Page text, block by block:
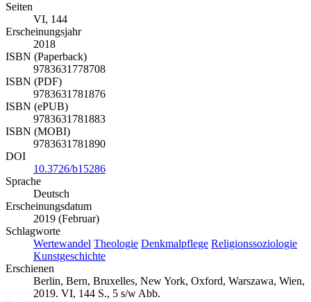
Seiten
VI, 144
Erscheinungsjahr
2018
ISBN (Paperback)
9783631778708
ISBN (PDF)
9783631781876
ISBN (ePUB)
9783631781883
ISBN (MOBI)
9783631781890
DOI
10.3726/b15286
Sprache
Deutsch
Erscheinungsdatum
2019 (Februar)
Schlagworte
Wertewandel Theologie Denkmalpflege Religionssoziologie
Kunstgeschichte
Erschienen
Berlin, Bern, Bruxelles, New York, Oxford, Warszawa, Wien,
2019. VI, 144 S., 5 s/w Abb.